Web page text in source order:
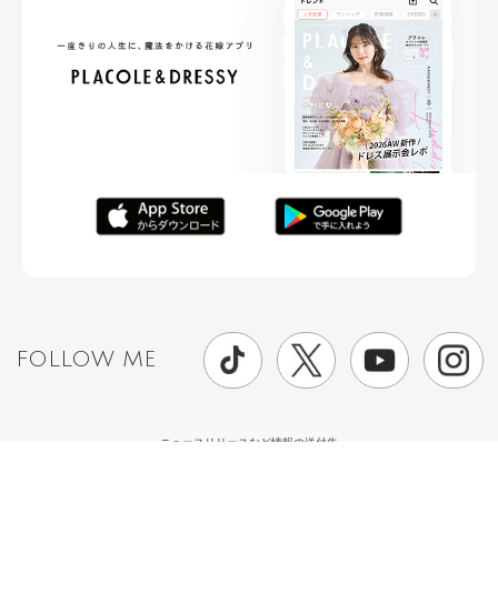
FOLLOW ME
ニュースリリースなど情報の送付先